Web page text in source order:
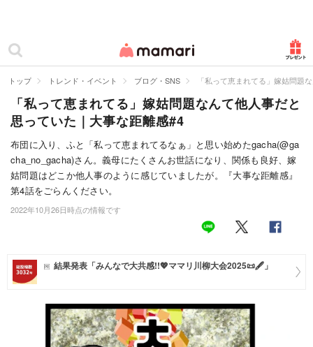
ママリ
カテゴリー一覧
妊娠
出産
赤ちゃん・育児
子育て・家族
お仕事
住まい
マネー
トップ トレンド・イベント ブログ・SNS 「私って恵まれてる」嫁姑問題
「私って恵まれてる」嫁姑問題なんて他人事だと
思っていた｜大事な距離感#4
布団に入り、ふと「私って恵まれてるなぁ」と思い始めたgacha(@ga
cha_no_gacha)さん。義母にたくさんお世話になり、関係も良好、嫁
姑問題はどこか他人事のように感じていましたが。『大事な距離感』
第4話をごらんください。
2022年10月26日時点の情報です
結果発表「みんなで大共感!!💖ママリ川柳大会2025📜🖋️」